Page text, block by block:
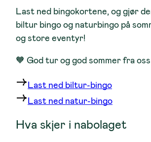
Last ned bingokortene, og gjør
biltur bingoog naturbingo på
og store eventyr!
🧡 God tur og god sommer fra
Last ned biltur-bingo
Last ned natur-bingo
Hva skjer i nabolaget